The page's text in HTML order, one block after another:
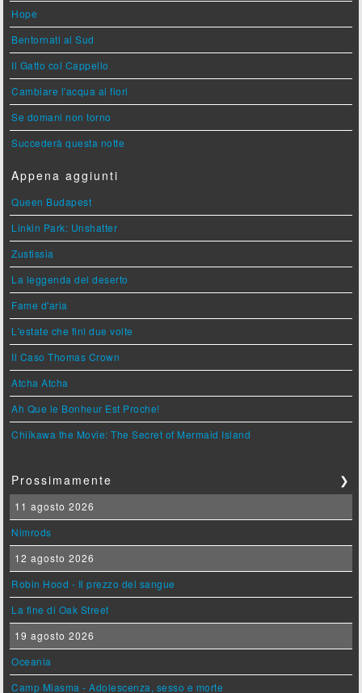
Hope
Bentornati al Sud
Il Gatto col Cappello
Cambiare l'acqua ai fiori
Se domani non torno
Succederà questa notte
Appena aggiunti
Queen Budapest
Linkin Park: Unshatter
Zustissia
La leggenda del deserto
Fame d'aria
L'estate che finì due volte
Il Caso Thomas Crown
Atcha Atcha
Ah Que le Bonheur Est Proche!
Chiikawa the Movie: The Secret of Mermaid Island
Prossimamente ❯
11 agosto 2026
Nimrods
12 agosto 2026
Robin Hood - Il prezzo del sangue
La fine di Oak Street
19 agosto 2026
Oceania
Camp Miasma - Adolescenza, sesso e morte